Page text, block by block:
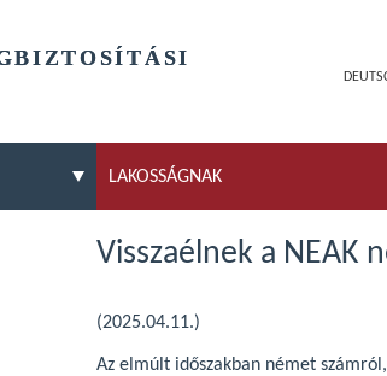
LAKOSSÁGNAK
Visszaélnek a NEAK
(2025.04.11.)
Az elmúlt időszakban német